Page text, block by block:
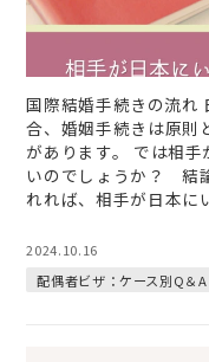
国際結婚手続きの流れ
合、婚姻手続きは原則
があります。 では相
いのでしょうか？ 結
れれば、相手が日本に
2024.10.16
配偶者ビザ：ケース別Q＆A